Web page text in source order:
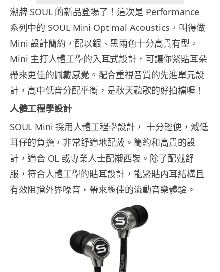
潮牌 SOUL 的新品登場了！這次是 Performance
系列中的 SOUL Mini Optimal Acoustics，叫得做
Mini 設計簡約，配以銀、黑兩色十分高貴有型。
Mini 主打人體工學的入耳式設計，可讓你緊貼耳朵
帶來更佳的佩戴感覺。配合重視音質的先進單元設
計，高中低音分配平衡，是秋天聽歌的好拍檔喔！
人體工程學設計
SOUL Mini 採用人體工程學設計， 十分輕便，減低
耳仔的負擔，非常舒適地配戴。簡約和高貴的設
計，適合 OL 或專業人士配襯西裝。除了配戴舒
服，符合人體工學的貼耳設計，能緊貼內耳結構且
有效阻擋外界噪音，帶來極佳的流動音樂體驗。